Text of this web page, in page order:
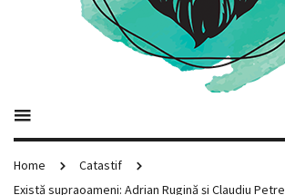
Home
Catastif
Există supraoameni: Adrian Rugină și Claudiu Petre